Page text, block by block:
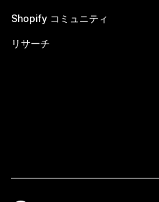
Shopify コミュニティ
リサーチ